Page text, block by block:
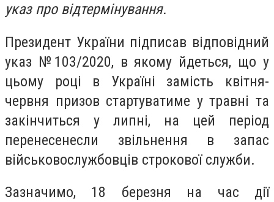
указ про відтермінування.
Президент України підписав відповідний
указ №103/2020, в якому йдеться, що у
цьому році в Україні замість квітня-
червня призов стартуватиме у травні та
закінчиться у липні, на цей період
перенесенесли звільнення в запас
військовослужбовців строкової служби.
Зазначимо, 18 березня на час дії